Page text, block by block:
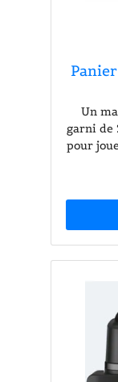
Un
garni de
pour